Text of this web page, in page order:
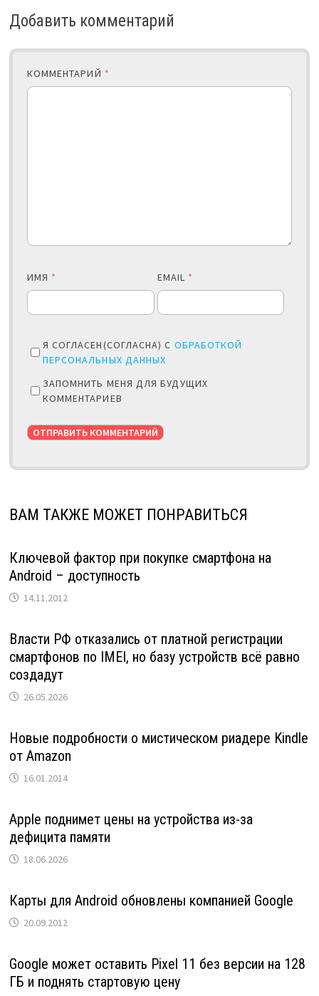
Добавить комментарий
КОММЕНТАРИЙ *
ИМЯ * EMAIL *
Я СОГЛАСЕН(СОГЛАСНА) С ОБРАБОТКОЙ
ПЕРСОНАЛЬНЫХ ДАННЫХ
ЗАПОМНИТЬ МЕНЯ ДЛЯ БУДУЩИХ
КОММЕНТАРИЕВ
ВАМ ТАКЖЕ МОЖЕТ ПОНРАВИТЬСЯ
Ключевой фактор при покупке смартфона на
Android – доступность
14.11.2012
Власти РФ отказались от платной регистрации
смартфонов по IMEI, но базу устройств всё равно
создадут
26.05.2026
Новые подробности о мистическом риадере Kindle
от Amazon
16.01.2014
Apple поднимет цены на устройства из-за
дефицита памяти
18.06.2026
Карты для Android обновлены компанией Google
20.09.2012
Google может оставить Pixel 11 без версии на 128
ГБ и поднять стартовую цену